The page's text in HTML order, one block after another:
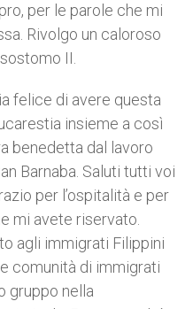
per le parole che mi
Rivolgo un caloroso
II.
felice di avere questa
insieme a così
benedetta dal lavoro
Barnaba. Saluti tutti voi
per l’ospitalità e per
mi avete riservato.
agli immigrati Filippini
comunità di immigrati
gruppo nella